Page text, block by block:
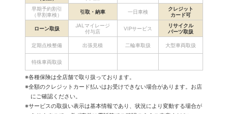
早期予約割引
（早割車検）
引取・納車 一日車検
クレジット
カード可
ローン取扱
JALマイレージ
付与店
VIPサービス
リサイクル
パーツ取扱
定期点検整備 出張見積 二輪車取扱 大型車両取扱
特殊車両取扱
※各種保険は全店舗で取り扱っております。
※全額のクレジットカード払いはお受けできない場合があります。お店
にご確認ください。
※サービスの取扱い表示は基本情報であり、状況により変動する場合が